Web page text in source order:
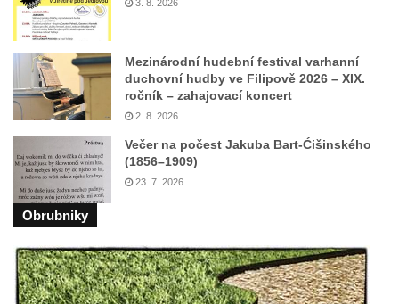
3. 8. 2026
Mezinárodní hudební festival varhanní
duchovní hudby ve Filipově 2026 – XIX.
ročník – zahajovací koncert
2. 8. 2026
Večer na počest Jakuba Bart-Ćišinského
(1856–1909)
23. 7. 2026
Obrubniky